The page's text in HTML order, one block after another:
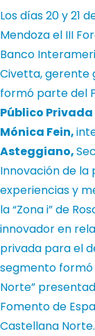
Los días 20 y 21
Mendoza el III
Banco
Civetta, gerente
formó parte del
Público
Mónica Fein,
Asteggiano,
Innovación de la
experiencias y
la “Zona i” de
innovador en
privada para el
segmento formó
Norte”
Fomento de
Castellana Norte.